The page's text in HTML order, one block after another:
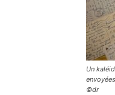
Un
©dr